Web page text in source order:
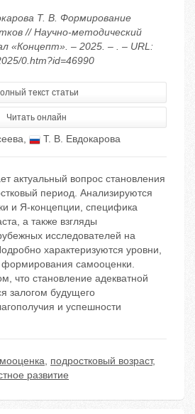
Т. В. Формирование
// Научно-методический
«Концепт». – 2025. – . – URL:
0.htm?id=46990
текст статьи
Читать онлайн
, Т. В. Евдокарова
актуальный вопрос становления
период. Анализируются
и Я-концепции, специфика
а также взгляды
исследователей на
характеризуются уровни,
самооценки.
что становление адекватной
залогом будущего
и успешности
, подростковый возраст,
развитие